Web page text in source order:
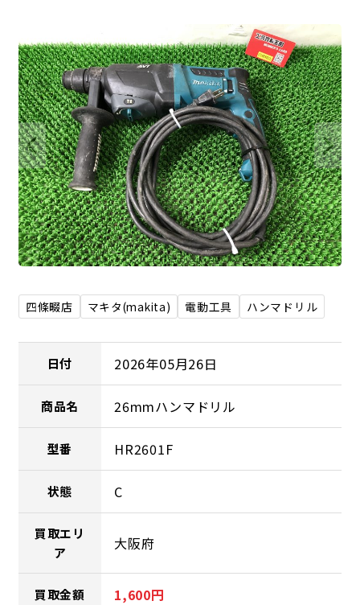
四條畷店 マキタ(makita) 電動工具 ハンマドリル
日付 2026年05月26日
商品名 26mmハンマドリル
型番 HR2601F
状態 C
買取エリ
ア
大阪府
買取金額 1,600円